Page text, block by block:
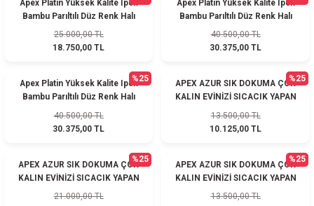
Apex Platin Yüksek Kalite Ipek
Bambu Parıltılı Düz Renk Halı
Premium Salon Halısı
25.000,00 TL
18.750,00 TL
Apex Platin Yüksek Kalite Ipek
Bambu Parıltılı Düz Renk Halı
Premium Salon Halısı
40.500,00 TL
30.375,00 TL
%25
Apex Platin Yüksek Kalite Ipek
Bambu Parıltılı Düz Renk Halı
Premium Salon Halısı
40.500,00 TL
30.375,00 TL
%25
APEX AZUR SIK DOKUMA ÇOK
KALIN EVİNİZİ SICACIK YAPAN
HALI
13.500,00 TL
10.125,00 TL
%25
APEX AZUR SIK DOKUMA ÇOK
KALIN EVİNİZİ SICACIK YAPAN
HALI
21.000,00 TL
%25
APEX AZUR SIK DOKUMA ÇOK
KALIN EVİNİZİ SICACIK YAPAN
HALI
13.500,00 TL